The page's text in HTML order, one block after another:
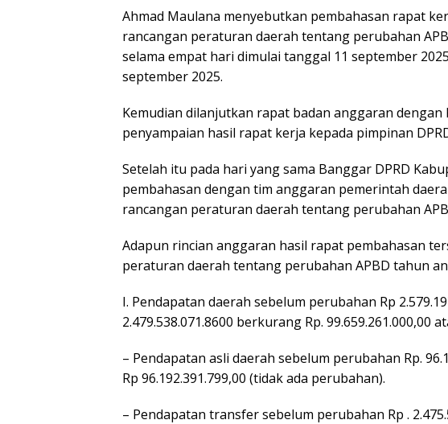
Ahmad Maulana menyebutkan pembahasan rapat
rancangan peraturan daerah tentang perubahan
selama empat hari dimulai tanggal 11 september
september 2025.
Kemudian dilanjutkan rapat badan anggaran dengan
penyampaian hasil rapat kerja kepada pimpinan
Setelah itu pada hari yang sama Banggar DPRD
pembahasan dengan tim anggaran pemerintah
rancangan peraturan daerah tentang perubahan
Adapun rincian anggaran hasil rapat pembahasan
peraturan daerah tentang perubahan APBD tahun
I. Pendapatan daerah sebelum perubahan Rp
2.479.538.071.8600 berkurang Rp. 99.659.261.000,00
– Pendapatan asli daerah sebelum perubahan Rp.
Rp 96.192.391.799,00 (tidak ada perubahan).
– Pendapatan transfer sebelum perubahan Rp .